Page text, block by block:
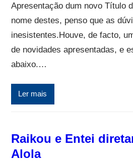
Apresentação dum novo Título
nome destes, penso que as
inesistentes.Houve, de facto,
de novidades apresentadas, e
abaixo.…
Ler mais
Raikou e Entei
Alola